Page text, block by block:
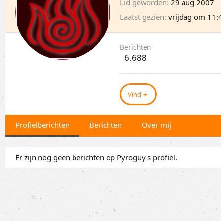
Lid geworden 29 aug 2007
Laatst gezien vrijdag om
Berichten
6.688
Vind
Profielberichten Berichten Over mij
Er zijn nog geen berichten op Pyroguy's profiel.